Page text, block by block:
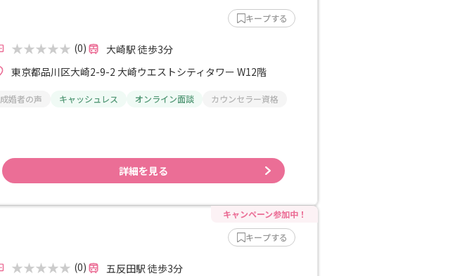
キープする
(0)
大崎駅 徒歩3分
東京都品川区大崎2-9-2 大崎ウエストシティタワー W12階
成婚者の声 キャッシュレス オンライン面談 カウンセラー資格
詳細を見る
キープする
(0)
五反田駅 徒歩3分